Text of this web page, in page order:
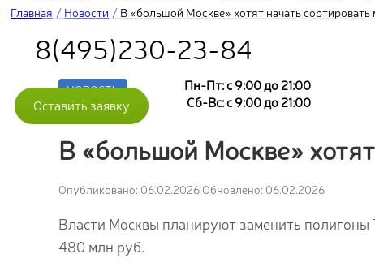
8(495)230-23-84
Пн-Пт: с 9:00 до 21:00
Сб-Вс: с 9:00 до 21:00
Оставить заявку
Главная Новости В «большой Москве» хотят начать сортировать
НОВОСТЬ
В «большой Москве»
Опубликовано: 06.02.2026 Обновлено: 06.02.2026
Власти Москвы планируют заменить
480 млн руб.